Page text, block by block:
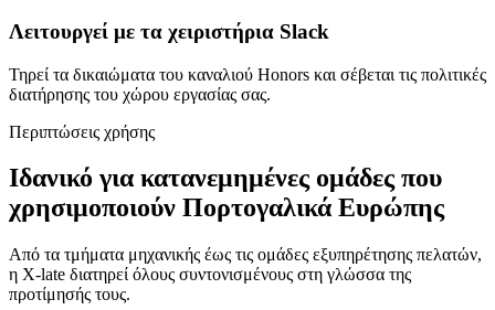
Λειτουργεί με τα χειριστήρια Slack
Τηρεί τα δικαιώματα του καναλιού Honors και σέβεται τις πολιτικές
διατήρησης του χώρου εργασίας σας.
Περιπτώσεις χρήσης
Ιδανικό για κατανεμημένες ομάδες που
χρησιμοποιούν Πορτογαλικά Ευρώπης
Από τα τμήματα μηχανικής έως τις ομάδες εξυπηρέτησης πελατών,
η X-late διατηρεί όλους συντονισμένους στη γλώσσα της
προτίμησής τους.